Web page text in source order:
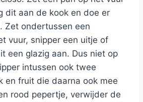
dit aan de kook en doe er
Zet ondertussen een
vuur, snipper een uitje of
een glazig aan. Dus niet op
intussen ook twee
en fruit die daarna ook mee
rood pepertje, verwijder de